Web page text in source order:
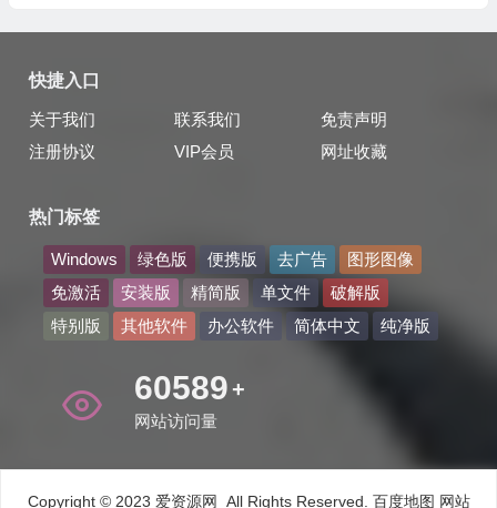
快捷入口
关于我们 联系我们
免责声明
注册协议
VIP会员 网址收藏
热门标签
Windows 绿色版 便携版 去广告
图形图像
免激活
安装版 精简版 单文件
破解版
特别版
其他软件 办公软件 简体中文 纯净版
66863 +
网站访问量
Copyright © 2023 爱资源网 All Rights Reserved. 百度地图 网站